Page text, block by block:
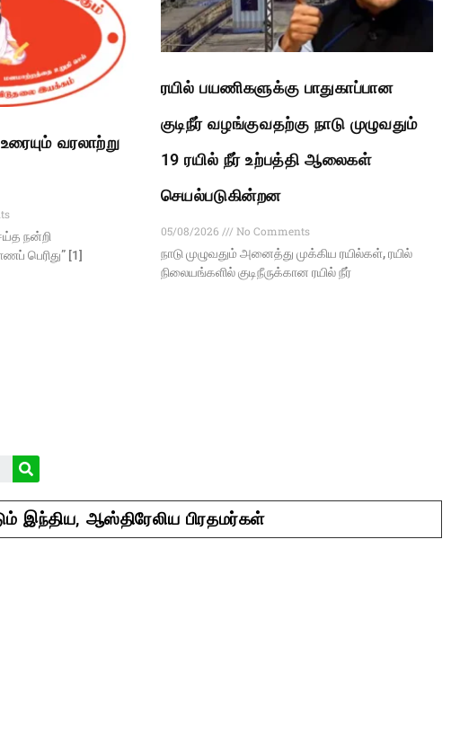
வரலாற்று
நன்றி
பெரிது” [1]
ரயில் பயணிகளுக்கு பாதுகாப்பான
குடிநீர் வழங்குவதற்கு நாடு முழுவதும்
19 ரயில் நீர் உற்பத்தி ஆலைகள்
செயல்படுகின்றன
05/08/2026
No Comments
நாடு முழுவதும் அனைத்து முக்கிய ரயில்கள், ரயில்
நிலையங்களில் குடிநீருக்கான ரயில் நீர்
இந்திய, ஆஸ்திரேலிய பிரதமர்கள்